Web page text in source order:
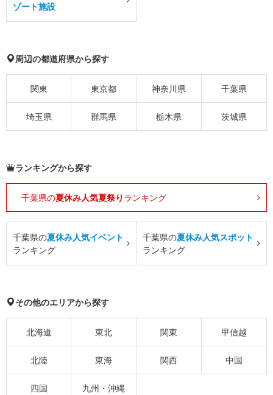
ゾート施設
周辺の都道府県から探す
関東 東京都 神奈川県 千葉県
埼玉県 群馬県 栃木県 茨城県
ランキングから探す
千葉県の夏休み人気夏祭り ランキング
千葉県の夏休み人気イベント
ランキング
千葉県の夏休み人気スポット
ランキング
その他のエリアから探す
北海道 東北 関東 甲信越
北陸 東海 関西 中国
四国 九州・沖縄